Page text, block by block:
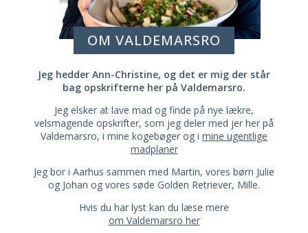
OM VALDEMARSRO
Jeg hedder Ann-Christine, og det er mig der står
bag opskrifterne her på Valdemarsro.
Jeg elsker at lave mad og finde på nye lækre,
velsmagende opskrifter, som jeg deler med jer her på
Valdemarsro, i mine kogebøger og i mine ugentlige
madplaner
Jeg bor i Aarhus sammen med Martin, vores børn Julie
og Johan og vores søde Golden Retriever, Mille.
Hvis du har lyst kan du læse mere
om Valdemarsro her